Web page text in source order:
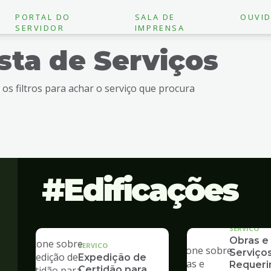
PORTAL DO
SERVIDOR
SALA DE
IMPRENSA
de Serviços
os filtros para achar o serviço que procura
Edificações
SERVICO
Expedição de
SERVICO
Obras e